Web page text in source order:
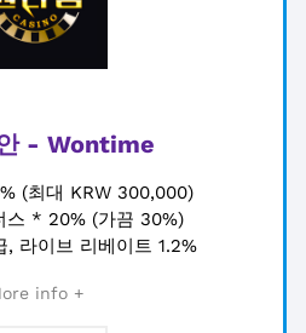
- Wontime
(최대 KRW 300,000)
스 * 20% (가끔 30%)
, 라이브 리베이트 1.2%
info +